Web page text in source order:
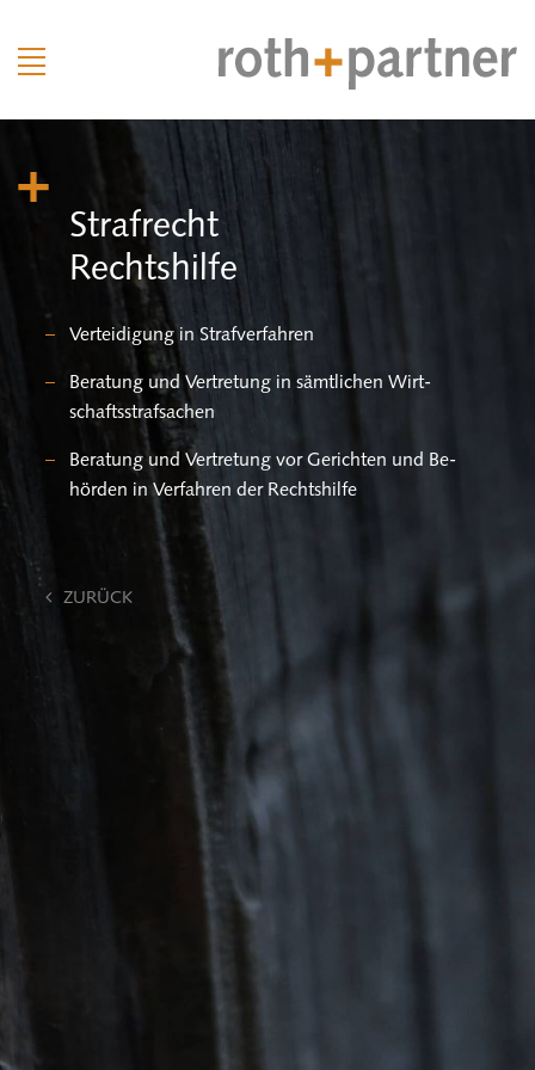
Straf­recht
Rechts­hil­fe
Ver­tei­di­gung in Straf­ver­fah­ren
Be­ra­tung und Ver­tre­tung in sämt­li­chen Wirt­
schafts­straf­sa­chen
Be­ra­tung und Ver­tre­tung vor Ge­rich­ten und Be­
hör­den in Ver­fah­ren der Rechts­hil­fe
ZU­RÜCK